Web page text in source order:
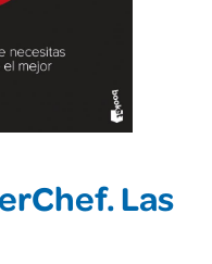
Las